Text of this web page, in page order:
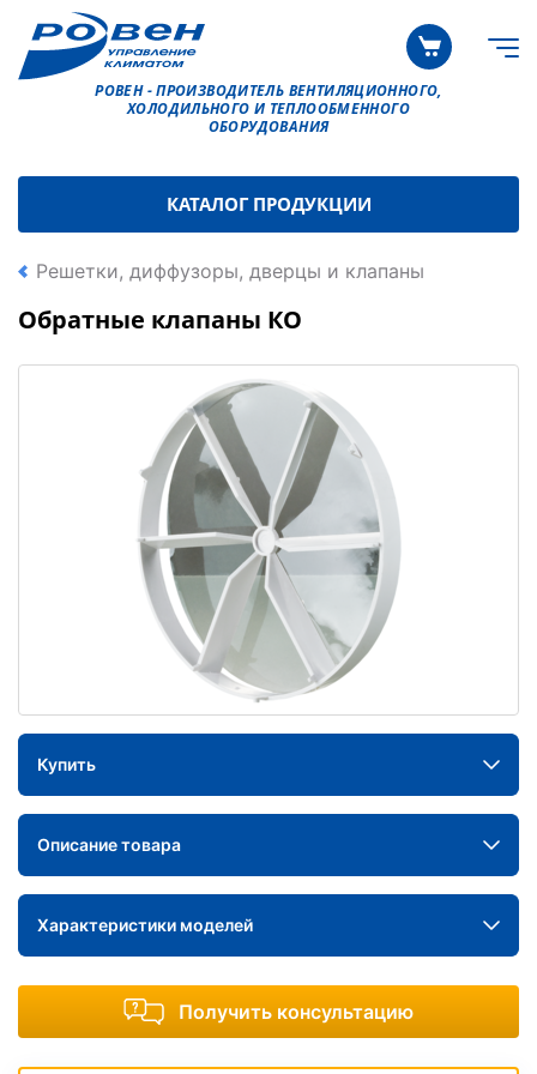
РОВЕН - ПРОИЗВОДИТЕЛЬ ВЕНТИЛЯЦИОННОГО,
ХОЛОДИЛЬНОГО И ТЕПЛООБМЕННОГО
ОБОРУДОВАНИЯ
КАТАЛОГ ПРОДУКЦИИ
Решетки, диффузоры, дверцы и клапаны
Обратные клапаны КО
Купить
Описание товара
Характеристики моделей
Получить консультацию